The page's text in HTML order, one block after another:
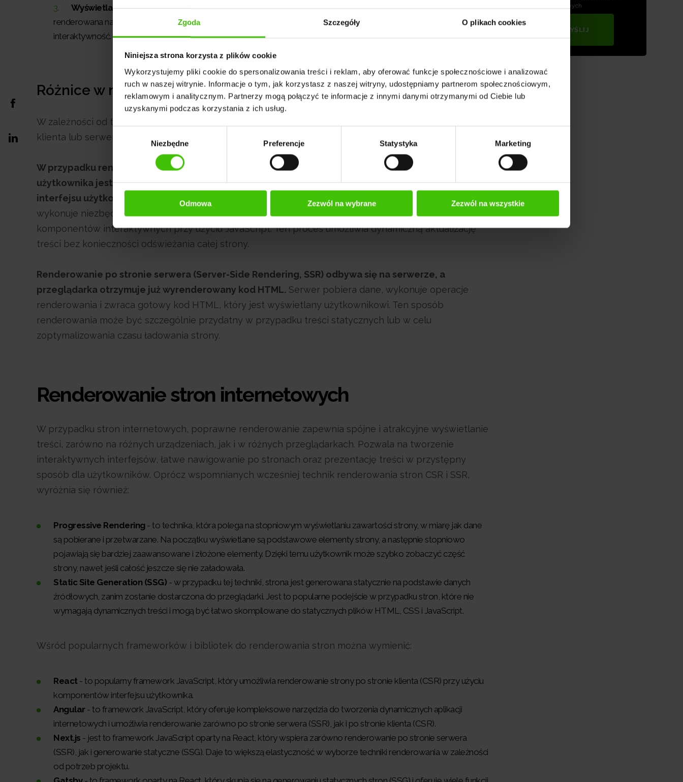
Zgoda Szczegóły O plikach cookies
Niniejsza strona korzysta z plików cookie
Wykorzystujemy pliki cookie do spersonalizowania treści i reklam, aby oferować funkcje społecznościowe i analizować
ruch w naszej witrynie. Informacje o tym, jak korzystasz z naszej witryny, udostępniamy partnerom społecznościowym,
reklamowym i analitycznym. Partnerzy mogą połączyć te informacje z innymi danymi otrzymanymi od Ciebie lub
uzyskanymi podczas korzystania z ich usług.
Niezbędne Preferencje Statystyka Marketing
Odmowa Zezwól na wybrane Zezwól na wszystkie
Wyświetlanie rezultatów:Ostatnim etapem jest wyświetlenie zrenderowanych danych na ekranie. Treść jest
renderowana na podstawie określonych zasad, formatowania i stylów, które determinują jej finalny wygląd i
interaktywność.
Różnice w renderowaniu po stronie klienta i serwera
W zależności od technologii i architektury aplikacji, renderowanie może być wykonywane po stronie
klienta lub serwera. Istnieją różnice między tymi dwoma podejściami.
W przypadku renderowania po stronie klienta (Client-Side Rendering, CSR) to przeglądarka
użytkownika jest odpowiedzialna za pobieranie i przetwarzanie danych oraz generowanie
interfejsu użytkownika.
Przesyła się do przeglądarki abstrakcyjne dane, a następnie przeglądarka
wykonuje niezbędne operacje renderowania, takie jak generowanie kodu HTML i renderowanie
komponentów interaktywnych przy użyciu JavaScript. Ten proces umożliwia dynamiczną aktualizację
treści bez konieczności odświeżania całej strony.
Renderowanie po stronie serwera (Server-Side Rendering, SSR) odbywa się na serwerze, a
przeglądarka otrzymuje już wyrenderowany kod HTML. Serwer pobiera dane, wykonuje operacje
renderowania i zwraca gotowy kod HTML, który jest wyświetlany użytkownikowi. Ten sposób
renderowania może być szczególnie przydatny w przypadku treści statycznych lub w celu
zoptymalizowania czasu ładowania strony.
Renderowanie stron internetowych
W przypadku stron internetowych, poprawne renderowanie zapewnia spójne i atrakcyjne wyświetlanie
treści, zarówno na różnych urządzeniach, jak i w różnych przeglądarkach. Pozwala na tworzenie
interaktywnych interfejsów, łatwe nawigowanie po stronach oraz prezentację treści w przystępny
sposób dla użytkowników. Oprócz wspomnianych wcześniej technik renderowania stron CSR i SSR,
wyróżnia się również:
Progressive Rendering - to technika, która polega na stopniowym wyświetlaniu zawartości strony, w miarę jak dane
są pobierane i przetwarzane. Na początku wyświetlane są podstawowe elementy strony, a następnie stopniowo
pojawiają się bardziej zaawansowane i złożone elementy. Dzięki temu użytkownik może szybko zobaczyć część
strony, nawet jeśli całość jeszcze się nie załadowała.
Static Site Generation (SSG) - w przypadku tej techniki, strona jest generowana statycznie na podstawie danych
źródłowych, zanim zostanie dostarczona do przeglądarki. Jest to popularne podejście w przypadku stron, które nie
wymagają dynamicznych treści i mogą być łatwo skompilowane do statycznych plików HTML, CSS i JavaScript.
Wśród popularnych frameworków i bibliotek do renderowania stron można wymienić:
React- to popularny framework JavaScript, który umożliwia renderowanie strony po stronie klienta (CSR) przy użyciu
komponentów interfejsu użytkownika.
Angular- to framework JavaScript, który oferuje kompleksowe narzędzia do tworzenia dynamicznych aplikacji
internetowych i umożliwia renderowanie zarówno po stronie serwera (SSR), jak i po stronie klienta (CSR).
Next.js - jest to framework JavaScript oparty na React, który wspiera zarówno renderowanie po stronie serwera
(SSR), jak i generowanie statyczne (SSG). Daje to większą elastyczność w wyborze techniki renderowania w zależności
od potrzeb projektu.
celach marketingowych
WYŚLIJ